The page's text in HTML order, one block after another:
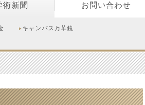
術新聞 お問い合わせ
キャンパス万華鏡